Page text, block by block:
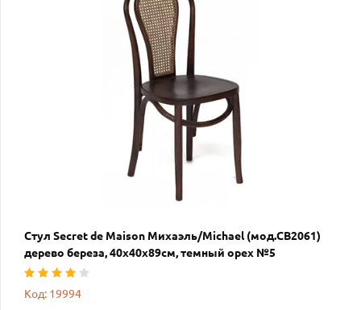
Стул Secret de Maison Михаэль/Michael (мод.CB2061)
дерево береза, 40х40х89см, темный орех №5
Код: 19994